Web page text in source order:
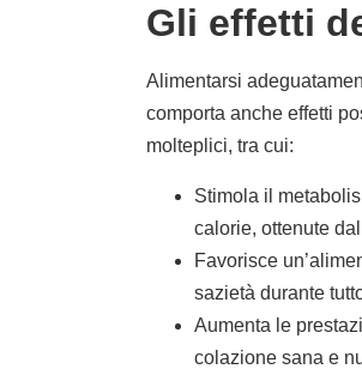
Gli effetti
Alimentarsi
comporta anche effetti
molteplici, tra cui:
Stimola il
calorie, ottenute
Favorisce
sazietà durante
Aumenta le
colazione sana e